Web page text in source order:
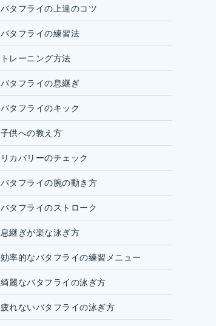
バタフライの上達のコツ
バタフライの練習法
トレーニング方法
バタフライの息継ぎ
バタフライのキック
子供への教え方
リカバリーのチェック
バタフライの腕の動き方
バタフライのストローク
息継ぎが楽な泳ぎ方
効率的なバタフライの練習メニュー
綺麗なバタフライの泳ぎ方
疲れないバタフライの泳ぎ方